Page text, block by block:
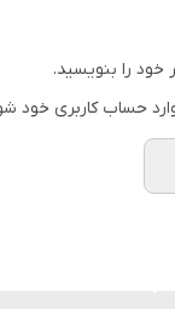
بلوتوث نسخه 5.0
سفید، مشکی و بنفش
را بنویسید.
حساب کاربری خود